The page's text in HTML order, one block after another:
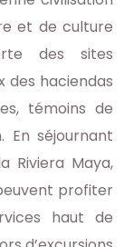
et de culture
des sites
des haciendas
témoins de
En séjournant
Riviera Maya,
profiter
haut de